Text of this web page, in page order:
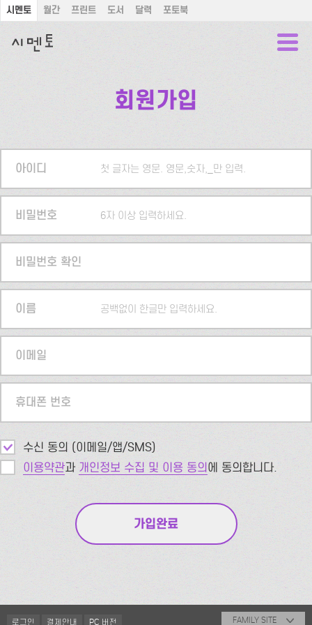
시멘토 월간 프린트 도서 달력 포토북
회원가입
아이디 첫 글자는 영문. 영문,숫자,_만 입력.
비밀번호 6자 이상 입력하세요.
비밀번호 확인
이름 공백없이 한글만 입력하세요.
이메일
휴대폰 번호
수신 동의 (이메일/앱/SMS)
이용약관과 개인정보 수집 및 이용 동의에 동의합니다.
로그인 결제안내 PC 버전 FAMILY SITE